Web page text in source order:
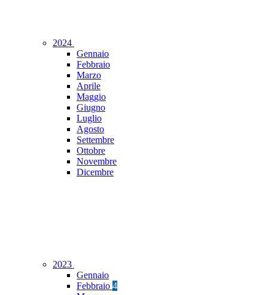
2024
Gennaio
Febbraio
Marzo
Aprile
Maggio
Giugno
Luglio
Agosto
Settembre
Ottobre
Novembre
Dicembre
2023
Gennaio
Febbraio 4